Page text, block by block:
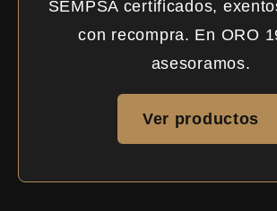
SEMPSA certificados,
con recompra. En ORO
asesoramos.
Ver productos